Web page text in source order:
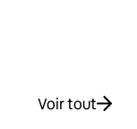
Voir tout